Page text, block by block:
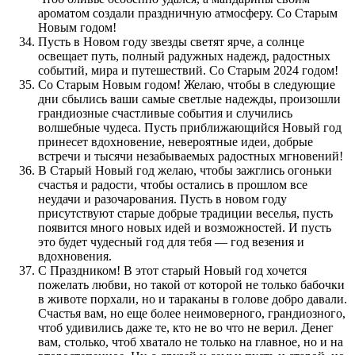
ароматом создали праздничную атмосферу. Со Старым
Новым годом!
Пусть в Новом году звезды светят ярче, а солнце
освещает путь, полный радужных надежд, радостных
событий, мира и путешествий. Со Старым 2024 годом!
Со Старым Новым годом! Желаю, чтобы в следующие
дни сбылись ваши самые светлые надежды, произошли
грандиозные счастливые события и случились
волшебные чудеса. Пусть приближающийся Новый год
принесет вдохновение, невероятные идеи, добрые
встречи и тысячи незабываемых радостных мгновений!
В Старый Новый год желаю, чтобы зажглись огоньки
счастья и радости, чтобы остались в прошлом все
неудачи и разочарования. Пусть в новом году
присутствуют старые добрые традиции веселья, пусть
появится много новых идей и возможностей. И пусть
это будет чудесный год для тебя — год везения и
вдохновения.
С Праздником! В этот старый Новый год хочется
пожелать любви, но такой от которой не только бабочки
в животе порхали, но и тараканы в голове добро давали.
Счастья вам, но еще более неимоверного, грандиозного,
чтоб удивились даже те, кто не во что не верил. Денег
вам, столько, чтоб хватало не только на главное, но и на